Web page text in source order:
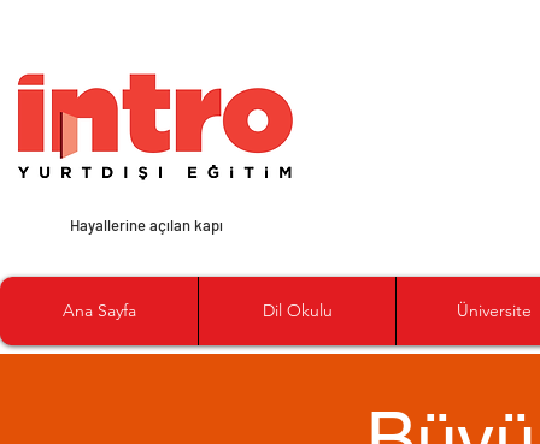
Hayallerine açılan kapı
Ana Sayfa Dil Okulu Üniversite